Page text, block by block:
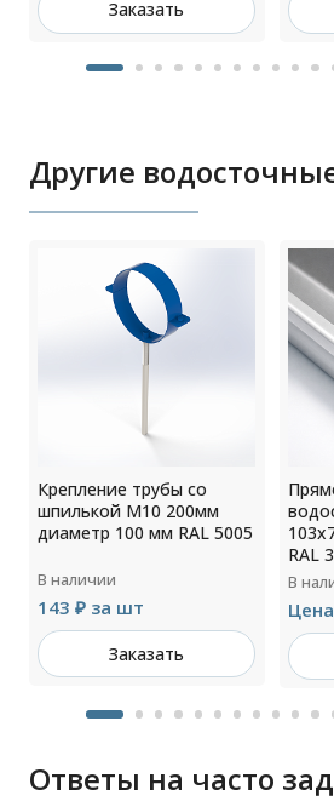
Заказать
Другие
Крепление трубы со
шпилькой М10 200мм
диаметр 100 мм RAL 5005
В наличии
143 ₽ за шт
Заказать
RAL
В
Ответы на часто